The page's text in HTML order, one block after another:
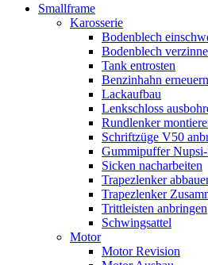
Smallframe
Karosserie
Bodenblech
Bodenblech
Tank entrosten
Benzinhahn erneuern
Lackaufbau
Lenkschloss
Rundlenker
Schriftzüge V50
Gummipuffer
Sicken nacharbeiten
Trapezlenker
Trapezlenker
Trittleisten anbringen
Schwingsattel
Motor
Motor Revision